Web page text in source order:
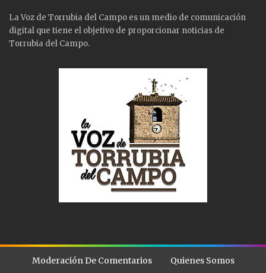
La Voz de Torrubia del Campo es un medio de comunicación
digital que tiene el objetivo de proporcionar noticias de
Torrubia del Campo.
Moderación De Comentarios Quienes Somos